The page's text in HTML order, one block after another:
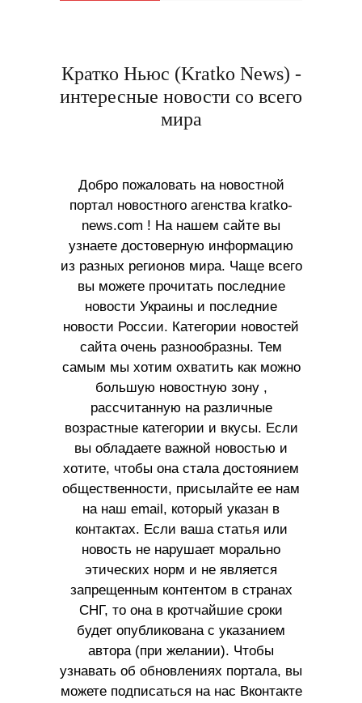
Кратко Ньюс (Kratko News) -
интересные новости со всего
мира
Добро пожаловать на новостной
портал новостного агенства kratko-
news.com ! На нашем сайте вы
узнаете достоверную информацию
из разных регионов мира. Чаще всего
вы можете прочитать последние
новости Украины и последние
новости России. Категории новостей
сайта очень разнообразны. Тем
самым мы хотим охватить как можно
большую новостную зону ,
рассчитанную на различные
возрастные категории и вкусы. Если
вы обладаете важной новостью и
хотите, чтобы она стала достоянием
общественности, присылайте ее нам
на наш email, который указан в
контактах. Если ваша статья или
новость не нарушает морально
этических норм и не является
запрещенным контентом в странах
СНГ, то она в кротчайшие сроки
будет опубликована с указанием
автора (при желании). Чтобы
узнавать об обновлениях портала, вы
можете подписаться на нас Вконтакте